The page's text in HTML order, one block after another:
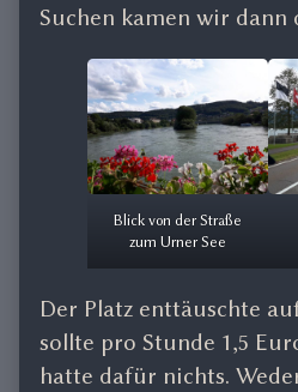
Suchen kamen wir dann
Blick von der Straße
zum Urner See
Der Platz enttäuschte
sollte pro Stunde 1,5
hatte dafür nichts.